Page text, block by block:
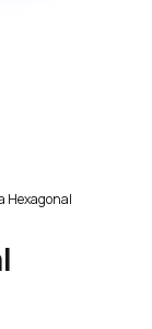
Hexagonal